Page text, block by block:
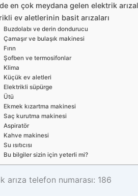
en çok meydana gelen elektrik
ev aletlerinin basit arızaları
Buzdolabı ve derin dondurucu
Çamaşır ve bulaşık makinesi
Fırın
Şofben ve termosifonlar
Klima
Küçük ev aletleri
Elektrikli süpürge
Ütü
Ekmek kızartma makinesi
Saç kurutma makinesi
Aspiratör
Kahve makinesi
Su ısıtıcısı
Bu bilgiler sizin için yeterli mi?
arıza telefon numarası: 186